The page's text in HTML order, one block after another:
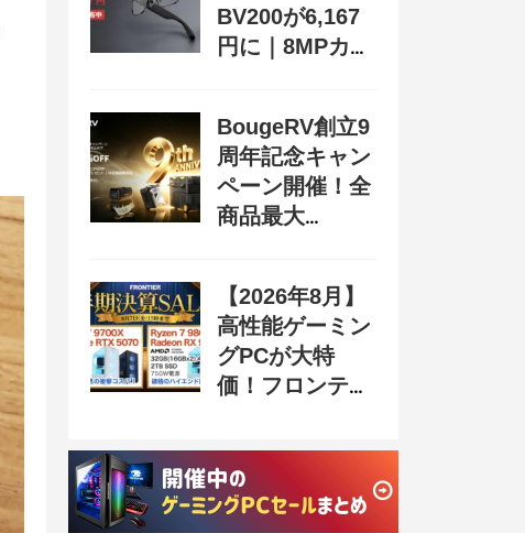
BV200が6,167
円に｜8MPカメ
ン配布中
BougeRV創立9
周年記念キャン
ペーン開催！全
商品最大
31日まで
【2026年8月】
高性能ゲーミン
グPCが大特
価！フロンティ
SALE』開催、
セール情報まと
め